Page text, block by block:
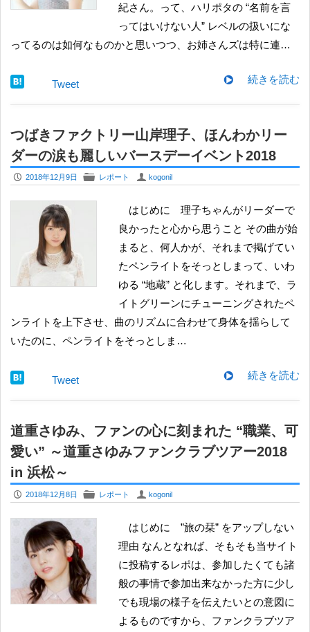
紀さん。って、ハリポタの “名前を言
ってはいけない人” レベルの扱いにな
ってるのは如何なものかと思いつつ、お姉さんズは特に連…
続きを読む
Tweet
つばきファクトリー山岸理子、ほんわかリー
ダーの涙も麗しいバースデーイベント2018
P 2018年12月9日 F レポート U kogonil
はじめに 理子ちゃんがリーダーで
良かったと心から思うこと その曲が始
まると、何人かが、それまで掲げてい
たペンライトをそっとしまって、いわ
ゆる “地蔵” と化します。それまで、ラ
イトグリーンにチューニングされたペ
ンライトを上下させ、曲のリズムに合わせて身体を揺らして
いたのに、ペンライトをそっとしま…
続きを読む
Tweet
道重さゆみ、ファンの心に刻まれた “職業、可
愛い” ～道重さゆみファンクラブツアー2018
in 浜松～
P 2018年12月8日 F レポート U kogonil
はじめに ”旅の栞” をアップしない
理由 なんとなれば、そもそも当サイト
に投稿するレポは、参加したくても諸
般の事情で参加出来なかった方に少し
でも現場の様子を伝えたいとの意図に
よるものですから、ファンクラブツア